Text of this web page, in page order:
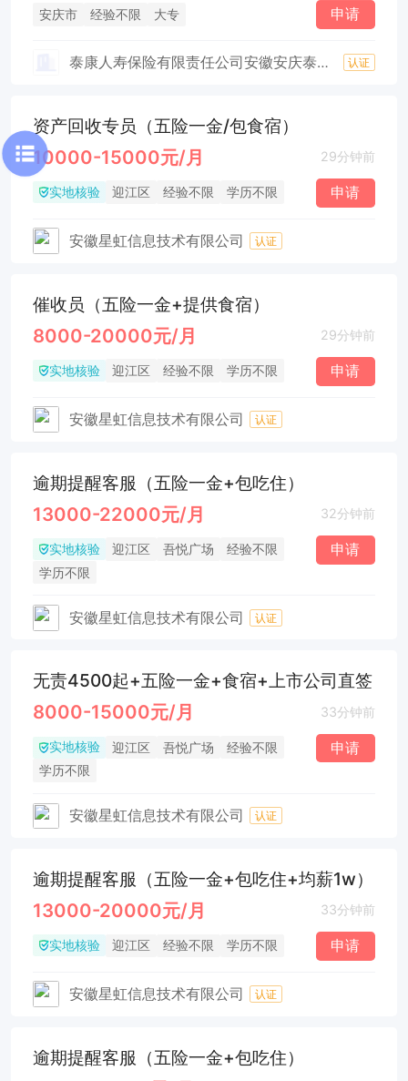
安庆市 经验不限 大专 申请
泰康人寿保险有限责任公司安徽安庆泰宜营销服务部 认证
资产回收专员（五险一金/包食宿）
10000-15000元/月 29分钟前
实地核验 迎江区 经验不限 学历不限 申请
安徽星虹信息技术有限公司 认证
催收员（五险一金+提供食宿）
8000-20000元/月 29分钟前
实地核验 迎江区 经验不限 学历不限 申请
安徽星虹信息技术有限公司 认证
逾期提醒客服（五险一金+包吃住）
13000-22000元/月 32分钟前
实地核验 迎江区 吾悦广场
经验不限
学历不限
申请
安徽星虹信息技术有限公司 认证
无责4500起+五险一金+食宿+上市公司直签
8000-15000元/月 33分钟前
实地核验 迎江区 吾悦广场
经验不限
学历不限
申请
安徽星虹信息技术有限公司 认证
逾期提醒客服（五险一金+包吃住+均薪1w）
13000-20000元/月 33分钟前
实地核验 迎江区 经验不限 学历不限 申请
安徽星虹信息技术有限公司 认证
逾期提醒客服（五险一金+包吃住）